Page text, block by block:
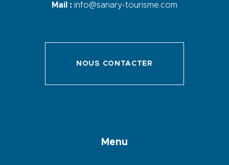
Mail : info@sanary-tourisme.com
NOUS CONTACTER
Menu